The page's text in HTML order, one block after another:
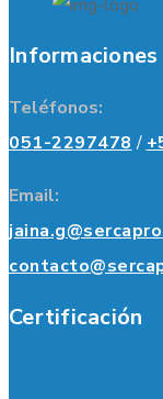
Informaciones
Teléfonos:
051-2297478 /
Email:
Certificación